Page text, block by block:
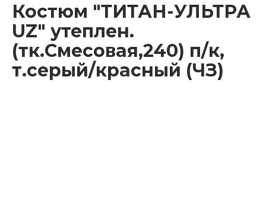
Костюм "ТИТАН-УЛЬТРА
UZ" утеплен.
(тк.Смесовая,240) п/к,
т.серый/красный (ЧЗ)